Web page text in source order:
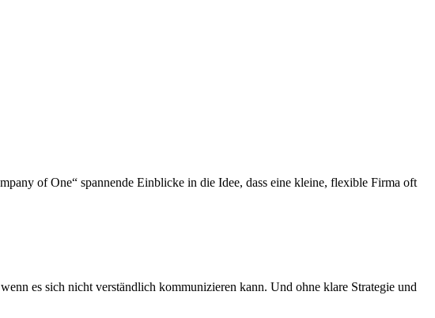
of One“ spannende Einblicke in die Idee, dass eine kleine, flexible Firma oft
es sich nicht verständlich kommunizieren kann. Und ohne klare Strategie und